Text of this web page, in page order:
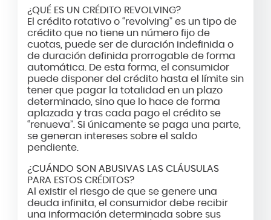
¿QUÉ ES UN CRÉDITO REVOLVING?
El crédito rotativo o “revolving” es un tipo de
crédito que no tiene un número fijo de
cuotas, puede ser de duración indefinida o
de duración definida prorrogable de forma
automática. De esta forma, el consumidor
puede disponer del crédito hasta el límite sin
tener que pagar la totalidad en un plazo
determinado, sino que lo hace de forma
aplazada y tras cada pago el crédito se
“renueva”. Si únicamente se paga una parte,
se generan intereses sobre el saldo
pendiente.
¿CUÁNDO SON ABUSIVAS LAS CLÁUSULAS
PARA ESTOS CRÉDITOS?
Al existir el riesgo de que se genere una
deuda infinita, el consumidor debe recibir
una información determinada sobre sus